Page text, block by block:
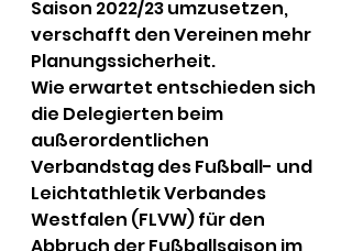
Saison 2022/23 umzusetzen,
verschafft den Vereinen mehr
Planungssicherheit.
Wie erwartet entschieden sich
die Delegierten beim
außerordentlichen
Verbandstag des Fußball- und
Leichtathletik Verbandes
Westfalen (FLVW) für den